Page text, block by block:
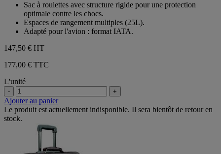
étoiles.
Sac à roulettes avec structure rigide pour une protection
optimale contre les chocs.
Espaces de rangement multiples (25L).
Adapté pour l'avion : format IATA.
147,50 € HT
177,00 € TTC
L'unité
- +
Ajouter au panier
Le produit est actuellement indisponible. Il sera bientôt de retour en
stock.